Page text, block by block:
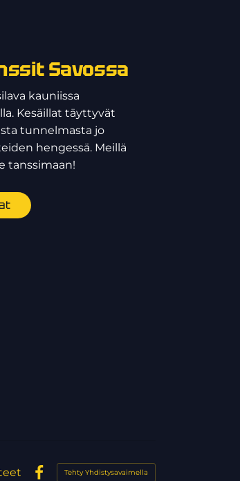
Savossa
kauniissa
Kesäillat täyttyvät
tunnelmasta jo
hengessä. Meillä
tanssimaan!
Tehty Yhdistysavaimella